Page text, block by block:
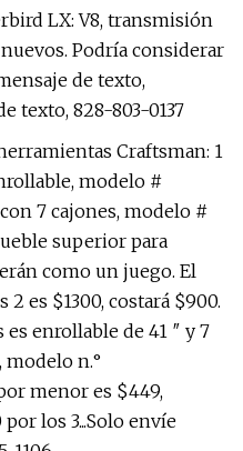
LX: V8, transmisión
Podría considerar
de texto,
texto, 828-803-0137
Craftsman: 1
modelo #
7 cajones, modelo #
superior para
como un juego. El
es $1300, costará $900.
enrollable de 41 ″ y 7
modelo n.°
menor es $449,
los 3...Solo envíe